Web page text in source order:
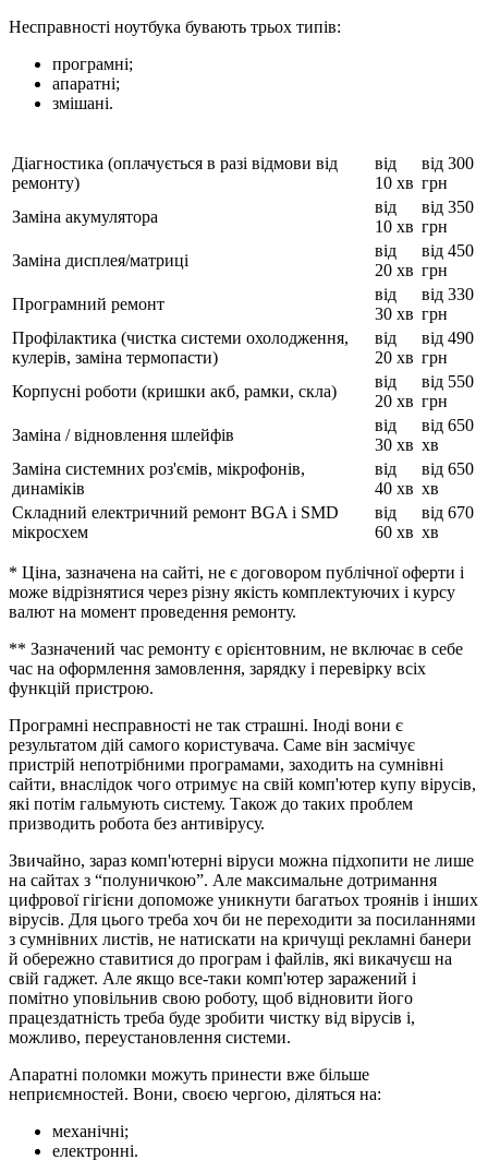
Несправності ноутбука бувають трьох типів:
програмні;
апаратні;
змішані.
Діагностика (оплачується в разі відмови від
ремонту)
від
10 хв
від 300
грн
Заміна акумулятора
від
10 хв
від 350
грн
Заміна дисплея/матриці
від
20 хв
від 450
грн
Програмний ремонт
від
30 хв
від 330
грн
Профілактика (чистка системи охолодження,
кулерів, заміна термопасти)
від
20 хв
від 490
грн
Корпусні роботи (кришки акб, рамки, скла)
від
20 хв
від 550
грн
Заміна / відновлення шлейфів
від
30 хв
від 650
хв
Заміна системних роз'ємів, мікрофонів,
динаміків
від
40 хв
від 650
хв
Складний електричний ремонт BGA і SMD
мікросхем
від
60 хв
від 670
хв
* Ціна, зазначена на сайті, не є договором публічної оферти і
може відрізнятися через різну якість комплектуючих і курсу
валют на момент проведення ремонту.
** Зазначений час ремонту є орієнтовним, не включає в себе
час на оформлення замовлення, зарядку і перевірку всіх
функцій пристрою.
Програмні несправності не так страшні. Іноді вони є
результатом дій самого користувача. Саме він засмічує
пристрій непотрібними програмами, заходить на сумнівні
сайти, внаслідок чого отримує на свій комп'ютер купу вірусів,
які потім гальмують систему. Також до таких проблем
призводить робота без антивірусу.
Звичайно, зараз комп'ютерні віруси можна підхопити не лише
на сайтах з “полуничкою”. Але максимальне дотримання
цифрової гігієни допоможе уникнути багатьох троянів і інших
вірусів. Для цього треба хоч би не переходити за посиланнями
з сумнівних листів, не натискати на кричущі рекламні банери
й обережно ставитися до програм і файлів, які викачуєш на
свій гаджет. Але якщо все-таки комп'ютер заражений і
помітно уповільнив свою роботу, щоб відновити його
працездатність треба буде зробити чистку від вірусів і,
можливо, переустановлення системи.
Апаратні поломки можуть принести вже більше
неприємностей. Вони, своєю чергою, діляться на:
механічні;
електронні.